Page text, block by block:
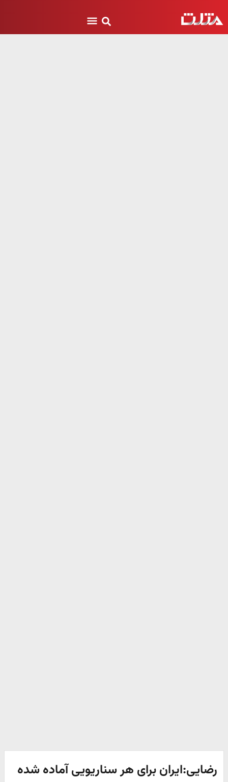
رضایی:ایران برای هر سناریویی آماده شده